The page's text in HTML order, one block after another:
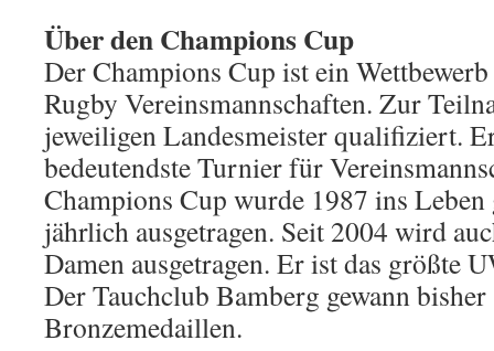
Über den Champions Cup
Der Champions Cup ist ein
Rugby Vereinsmannschaften. Zur
jeweiligen Landesmeister qualifiziert.
bedeutendste Turnier für
Champions Cup wurde 1987 ins
jährlich ausgetragen. Seit 2004 wird
Damen ausgetragen. Er ist das größte
Der Tauchclub Bamberg gewann
Bronzemedaillen.